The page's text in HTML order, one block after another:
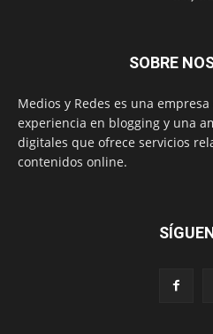
SOBRE
Medios y Redes es una
experiencia en blogging y una
digitales que ofrece servicios
contenidos online.